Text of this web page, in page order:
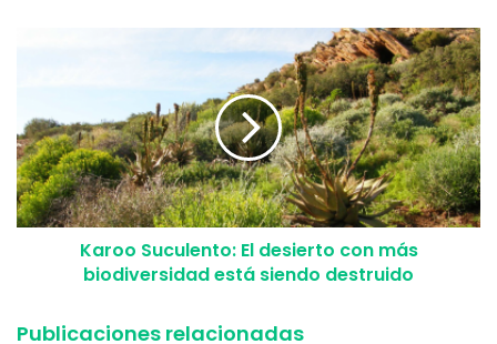
Por su parte la compañía del local en donde ocurrió el
accidente se apersonó sobre ésto. Ellos emitieron una
carta dirigida hacia los medios de noticias y la dueña en la
cual se disculpan por lo sucedido. “Lamentamos la trágica
muerte de Minni y reconocemos que es algo horrible, por
lo que nuestro equipo realizará una investigación
profunda”. Aparte de eso no han vuelto a mencionar el
Karoo Suculento: El desierto con más
biodiversidad está siendo destruido
Publicaciones relacionadas